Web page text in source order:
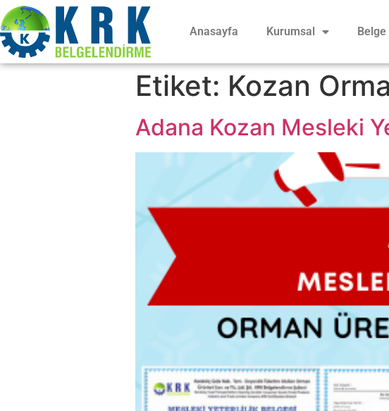
Anasayfa Kurumsal
Etiket: Kozan
Adana Kozan Mesleki